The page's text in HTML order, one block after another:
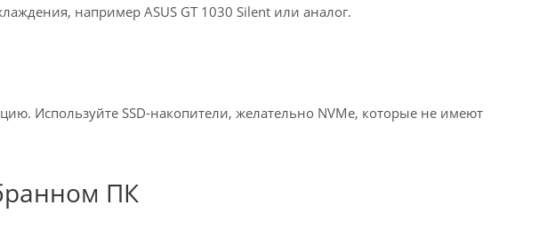
например ASUS GT 1030 Silent или аналог.
Используйте SSD-накопители, желательно NVMe, которые не имеют
ПК